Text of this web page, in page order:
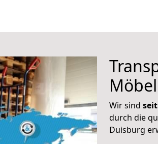
Wir sind
durch die
Duisburg